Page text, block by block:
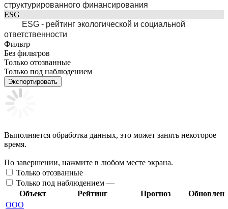
структурированного финансирования
ESG
ESG - рейтинг экологической и социальной
ответственности
Фильтр
Без фильтров
Только отозванные
Только под наблюдением
Экспортировать
Выполняется обработка данных, это может занять некоторое
время.
По завершении, нажмите в любом месте экрана.
Только отозванные
Только под наблюдением —
Объект
Рейтинг Прогноз
Обновлен
ООО